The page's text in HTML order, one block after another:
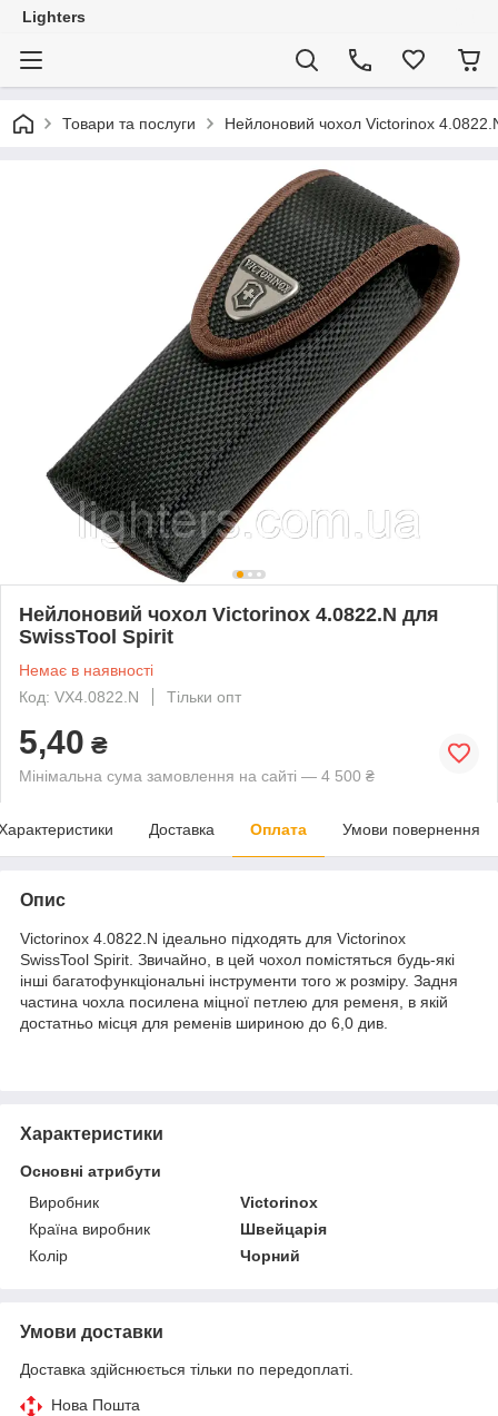
Lighters
Товари та послуги Нейлоновий чохол Victorinox
Нейлоновий чохол Victorinox 4.0822.N для
SwissTool Spirit
Немає в наявності
Код: VX4.0822.N
Тільки опт
5,40 ₴
Мінімальна сума замовлення на сайті — 4 500 ₴
Доставка Оплата Умови повернення
Опис
Victorinox 4.0822.N ідеально підходять для Victorinox
SwissTool Spirit. Звичайно, в цей чохол помістяться будь-які
інші багатофункціональні інструменти того ж розміру. Задня
частина чохла посилена міцної петлею для ременя, в якій
достатньо місця для ременів шириною до 6,0 див.
Характеристики
Основні атрибути
Виробник
Victorinox
Країна виробник
Швейцарія
Колір
Чорний
Умови доставки
Доставка здійснюється тільки по передоплаті.
Нова Пошта